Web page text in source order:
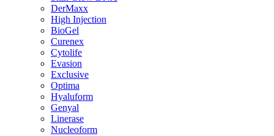
DerMaxx
High Injection
BioGel
Curenex
Cytolife
Evasion
Exclusive
Optima
Hyaluform
Genyal
Linerase
Nucleoform